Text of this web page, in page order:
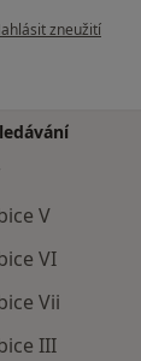
názoru
zneužití
V
VI
Vii
III